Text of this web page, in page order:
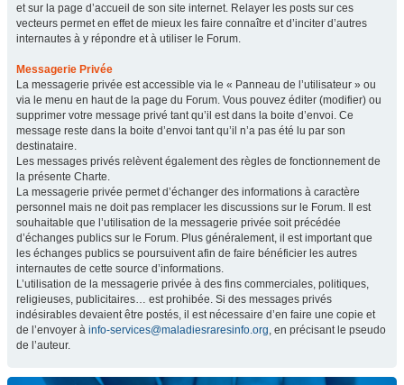
et sur la page d’accueil de son site internet. Relayer les posts sur ces
vecteurs permet en effet de mieux les faire connaître et d’inciter d’autres
internautes à y répondre et à utiliser le Forum.
Messagerie Privée
La messagerie privée est accessible via le « Panneau de l’utilisateur » ou
via le menu en haut de la page du Forum. Vous pouvez éditer (modifier) ou
supprimer votre message privé tant qu’il est dans la boite d’envoi. Ce
message reste dans la boite d’envoi tant qu’il n’a pas été lu par son
destinataire.
Les messages privés relèvent également des règles de fonctionnement de
la présente Charte.
La messagerie privée permet d’échanger des informations à caractère
personnel mais ne doit pas remplacer les discussions sur le Forum. Il est
souhaitable que l’utilisation de la messagerie privée soit précédée
d’échanges publics sur le Forum. Plus généralement, il est important que
les échanges publics se poursuivent afin de faire bénéficier les autres
internautes de cette source d’informations.
L’utilisation de la messagerie privée à des fins commerciales, politiques,
religieuses, publicitaires… est prohibée. Si des messages privés
indésirables devaient être postés, il est nécessaire d’en faire une copie et
de l’envoyer à info-services@maladiesraresinfo.org, en précisant le pseudo
de l’auteur.